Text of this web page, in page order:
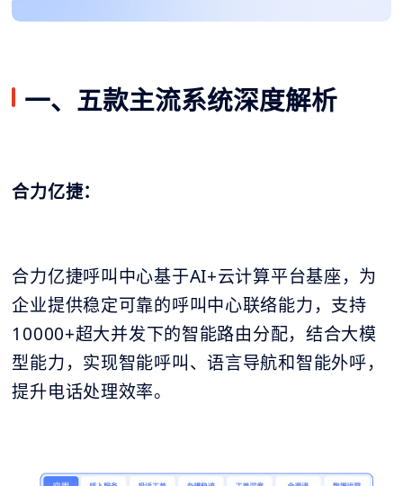
一、五款主流系统深度解析
合力亿捷：
合力亿捷呼叫中心基于AI+云计算平台基座，为
企业提供稳定可靠的呼叫中心联络能力，支持
10000+超大并发下的智能路由分配，结合大模
型能力，实现智能呼叫、语言导航和智能外呼，
提升电话处理效率。